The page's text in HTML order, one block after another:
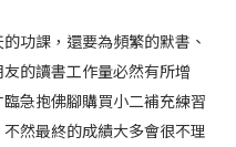
功課，還要為頻繁的默書、
的讀書工作量必然有所增
急抱佛腳購買小二補充練習
然最終的成績大多會很不理